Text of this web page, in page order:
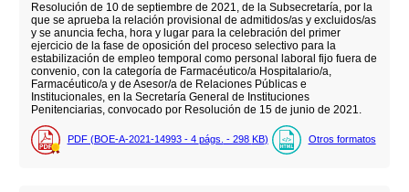
Resolución de 10 de septiembre de 2021, de la Subsecretaría, por la
que se aprueba la relación provisional de admitidos/as y excluidos/as
y se anuncia fecha, hora y lugar para la celebración del primer
ejercicio de la fase de oposición del proceso selectivo para la
estabilización de empleo temporal como personal laboral fijo fuera de
convenio, con la categoría de Farmacéutico/a Hospitalario/a,
Farmacéutico/a y de Asesor/a de Relaciones Públicas e
Institucionales, en la Secretaría General de Instituciones
Penitenciarias, convocado por Resolución de 15 de junio de 2021.
PDF (BOE-A-2021-14993 - 4 págs. - 298 KB) Otros formatos